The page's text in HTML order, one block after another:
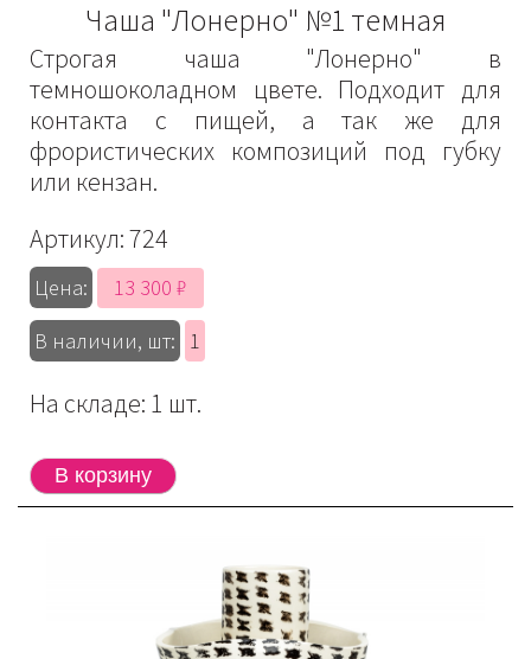
Чаша "Лонерно" №1 темная
Строгая чаша "Лонерно" в
темношоколадном цвете. Подходит для
контакта с пищей, а так же для
фрористических композиций под губку
или кензан.
Артикул:724
Цена:
13 300 ₽
В наличии, шт:
1
На складе: 1 шт.